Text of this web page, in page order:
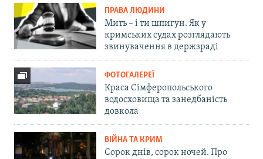
ПРАВА ЛЮДИНИ
Мить – і ти шпигун. Як у
кримських судах розглядають
звинувачення в держзраді
ФОТОГАЛЕРЕЇ
Краса Сімферопольського
водосховища та занедбаність
довкола
ВІЙНА ТА КРИМ
Сорок днів, сорок ночей. Про